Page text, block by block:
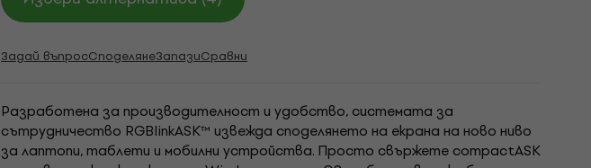
Задай въпросСподелянеЗапазиСравни
Разработена за производителност и удобство, системата за
сътрудничество RGBlinkASK™ извежда споделянето на екрана на ново ниво
за лаптопи, таблети и мобилни устройства. Просто свържете compactASK